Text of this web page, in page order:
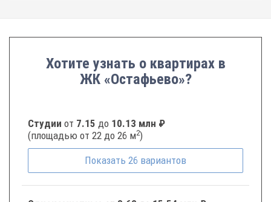
Хотите узнать о квартирах в
ЖК «Остафьево»?
Студии от 7.15 до 10.13 млн ₽
(площадью от 22 до 26 м2)
Показать 26 вариантов